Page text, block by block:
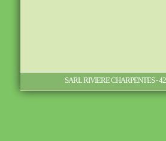
SARL RIVIERE CHARPENTES -